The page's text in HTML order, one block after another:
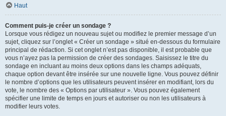
Haut
Comment puis-je créer un sondage ?
Lorsque vous rédigez un nouveau sujet ou modifiez le premier message d’un
sujet, cliquez sur l’onglet « Créer un sondage » situé en-dessous du formulaire
principal de rédaction. Si cet onglet n’est pas disponible, il est probable que
vous n’ayez pas la permission de créer des sondages. Saisissez le titre du
sondage en incluant au moins deux options dans les champs adéquats,
chaque option devant être insérée sur une nouvelle ligne. Vous pouvez définir
le nombre d’options que les utilisateurs peuvent insérer en modifiant, lors du
vote, le nombre des « Options par utilisateur ». Vous pouvez également
spécifier une limite de temps en jours et autoriser ou non les utilisateurs à
modifier leurs votes.